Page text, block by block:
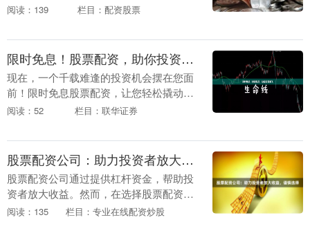
收益的可能性。然而，高收益往往伴随着
本文将为您详细解....
阅读：139 栏目：配资股票
限时免息！股票配资，助你投资腾飞
现在，一个千载难逢的投资机会摆在您面
前！限时免息股票配资，让您轻松撬动更
多资金，助您投资腾飞。 股票配资是一种
通过配资，您可....
阅读：52 栏目：联华证券
股票配资公司：助力投资者放大收益，谨慎选择
股票配资公司通过提供杠杆资金，帮助投
资者放大收益。然而，在选择股票配资公
司时正规配资线上炒股门户，需要谨慎行
阅读：135 栏目：专业在线配资炒股